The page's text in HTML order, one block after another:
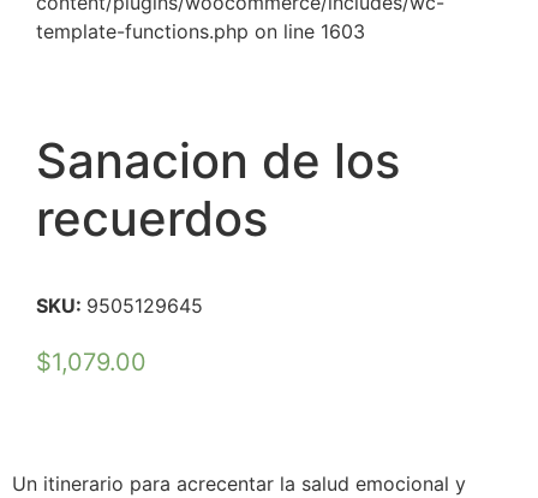
template-functions.php on line 1603
Sanacion de los
recuerdos
SKU: 9505129645
$1,079.00
Un itinerario para acrecentar la salud emocional y